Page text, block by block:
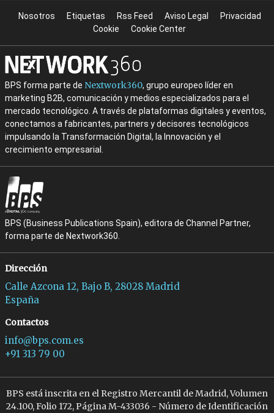
Nosotros Etiquetas Rss Feed Aviso Legal
Privacidad
Cookie
Cookie Center
BPS forma parte de Nextwork360, grupo europeo líder en
marketing B2B, comunicación y medios especializados para el
mercado tecnológico. A través de plataformas digitales y eventos,
conectamos a fabricantes, partners y decisores tecnológicos
impulsando la Transformación Digital, la Innovación y el
crecimiento empresarial.
BPS (Business Publications Spain), editora de Channel Partner,
forma parte de Nextwork360.
Dirección
Calle Azcona 12, Bajo B, 28028 Madrid
España
Contactos
info@bps.com.es
+91 313 79 00
BPS está inscrita en el Registro Mercantil de Madrid, Volumen
24.100, Folio 172, Página M-433036 - Número de Identificación